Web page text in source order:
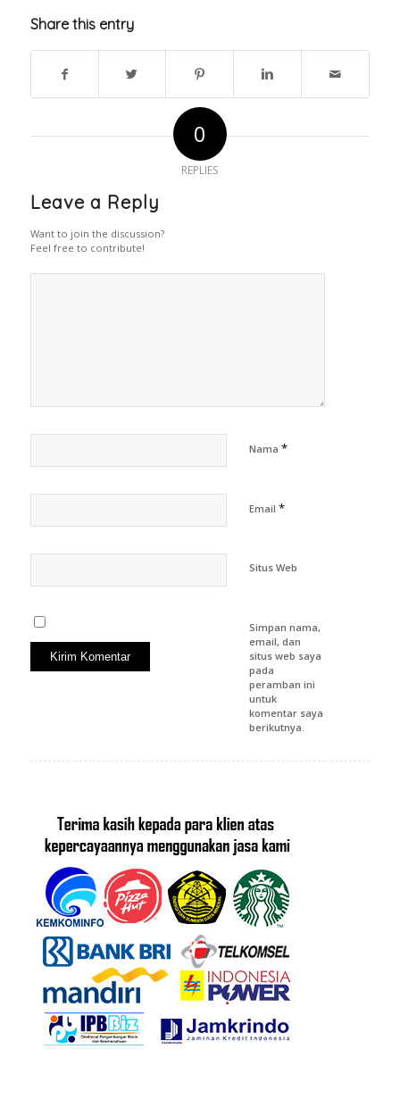
Share this entry
0
REPLIES
Leave a Reply
Want to join the discussion?
Feel free to contribute!
Nama *
Email *
Situs Web
Simpan nama,
email, dan
situs web saya
pada
peramban ini
untuk
komentar saya
berikutnya.